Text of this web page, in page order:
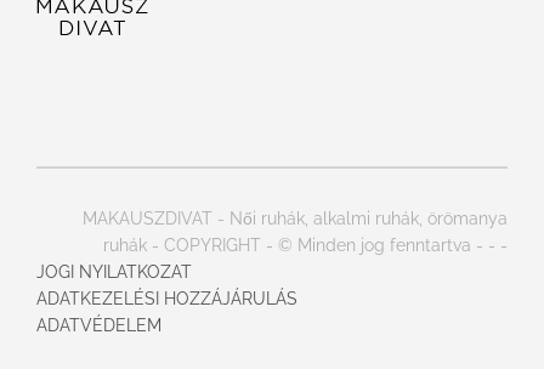
MAKAUSZDIVAT - Női ruhák, alkalmi ruhák, örömanya
ruhák - COPYRIGHT - © Minden jog fenntartva -
JOGI NYILATKOZAT
-
ADATKEZELÉSI HOZZÁJÁRULÁS
-
ADATVÉDELEM